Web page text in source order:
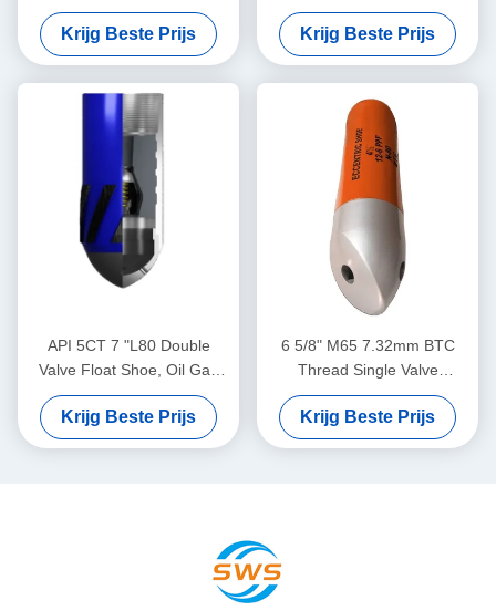
Cementing Tools Niet-
roterende enkelvoudige /
dubbele klep
Krijg Beste Prijs
Float Shoe, Steun stabiele
behuizing cementing
operatie
Krijg Beste Prijs
API 5CT 7 "L80 Double
Valve Float Shoe, Oil Gas
Casing Float Shoe, geschikt
voor complexe
cementwerkzaamheden in
Krijg Beste Prijs
6 5/8" M65 7.32mm BTC
Thread Single Valve
Eccentric Nose Float Shoe
Dedicated voor olieveld
cementing toepassingen
Krijg Beste Prijs